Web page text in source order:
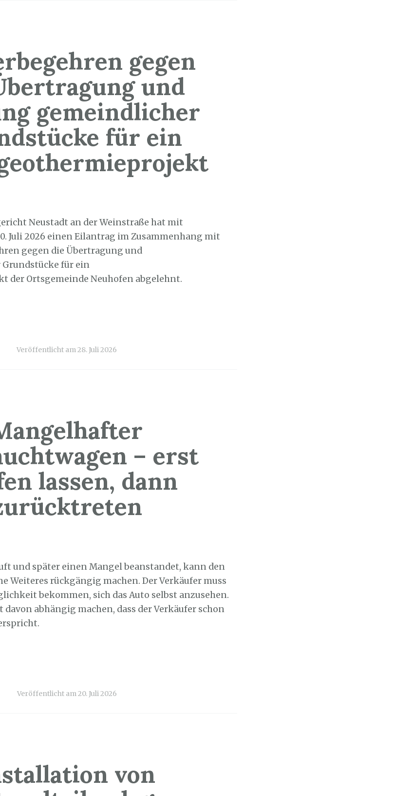
gegen
und
gemeindlicher
für ein
Neustadt an der Weinstraße hat mit
Juli 2026 einen Eilantrag im Zusammenhang mit
gegen die Übertragung und
für ein
der Ortsgemeinde Neuhofen abgelehnt.
Veröffentlicht am28. Juli 2026
– erst
lassen, dann
und später einen Mangel beanstandet, kann den
Weiteres rückgängig machen. Der Verkäufer muss
bekommen, sich das Auto selbst anzusehen.
davon abhängig machen, dass der Verkäufer schon
Veröffentlicht am20. Juli 2026
von